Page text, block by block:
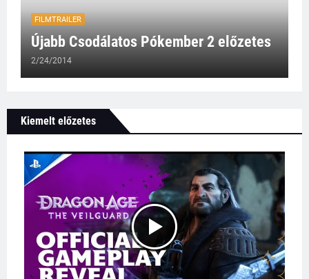
FILMTRAILER
Újabb Csodálatos Pókember 2 előzetes
2/24/2014
Kiemelt előzetes